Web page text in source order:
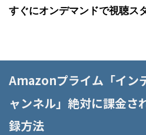
すぐにオンデマンドで視聴ス
Amazonプライム「イン
ャンネル」絶対に課金さ
録方法